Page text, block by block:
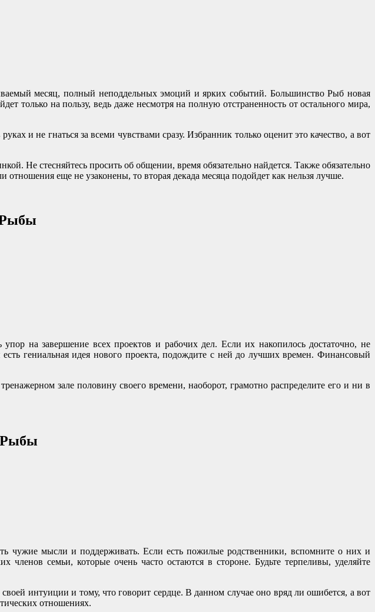
месяц, полный неподдельных эмоций и ярких событий. Большинство Рыб новая
только на пользу, ведь даже несмотря на полную отстраненность от остального мира,
и не гнаться за всеми чувствами сразу. Избранник только оценит это качество, а вот
Не стесняйтесь просить об общении, время обязательно найдется. Также обязательно
еще не узаконены, то вторая декада месяца подойдет как нельзя лучше.
на завершение всех проектов и рабочих дел. Если их накопилось достаточно, не
гениальная идея нового проекта, подождите с ней до лучших времен. Финансовый
зале половину своего времени, наоборот, грамотно распределите его и ни в
чужие мысли и поддерживать. Если есть пожилые родственники, вспомните о них и
семьи, которые очень часто остаются в стороне. Будьте терпеливы, уделяйте
интуиции и тому, что говорит сердце. В данном случае оно вряд ли ошибется, а вот
отношениях.